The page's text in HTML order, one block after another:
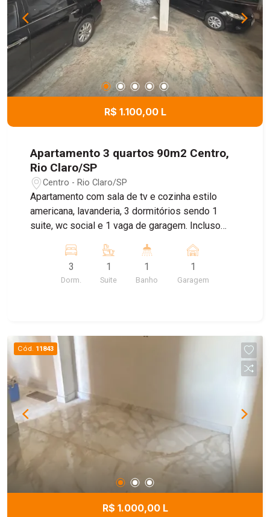
R$ 1.100,00 L
Apartamento 3 quartos 90m2 Centro,
Rio Claro/SP
Centro - Rio Claro/SP
Apartamento com sala de tv e cozinha estilo
americana, lavanderia, 3 dormitórios sendo 1
suite, wc social e 1 vaga de garagem. Incluso
3
Dorm.
1
Suite
1
Banho
1
Garagem
Cód. 11843
R$ 1.000,00 L